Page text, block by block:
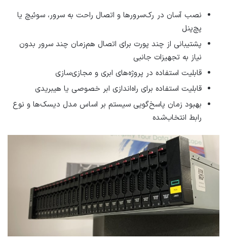
نصب آسان در رک‌سرورها و اتصال راحت به سرور، سوئیچ یا
پچ‌پنل
پشتیبانی از چند پورت برای اتصال هم‌زمان چند سرور بدون
نیاز به تجهیزات جانبی
قابلیت استفاده در پروژه‌های ابری و مجازی‌سازی
قابلیت استفاده برای راه‌اندازی ابر خصوصی یا هیبریدی
بهبود زمان پاسخ‌گویی سیستم بر اساس مدل دیسک‌ها و نوع
رابط انتخاب‌شده